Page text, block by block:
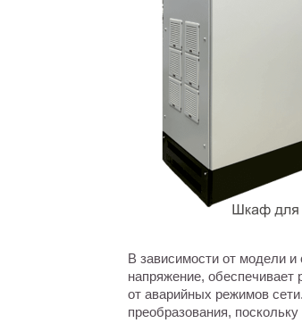
В зависимости от модели и
напряжение, обеспечивает
от аварийных режимов
преобразования,